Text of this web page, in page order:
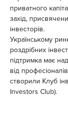
приватного
захід,
інвесторів.
Українському
роздрібних
підтримка має
від
створили Клуб
Investors Club).